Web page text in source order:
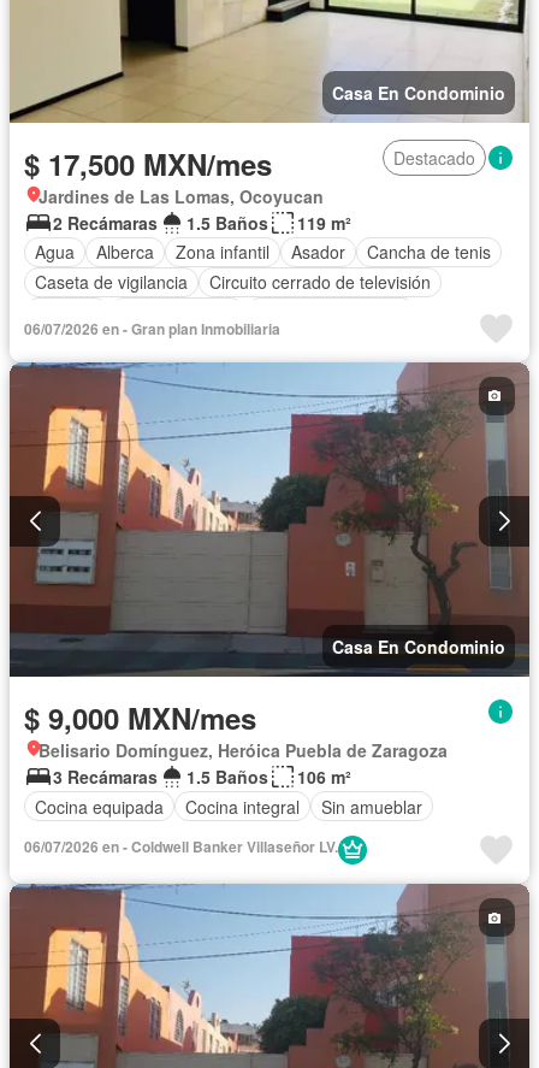
Casa En Condominio
$ 17,500 MXN/mes
Destacado
Jardines de Las Lomas, Ocoyucan
2 Recámaras
1.5 Baños
119 m²
Agua
Alberca Zona infantil Asador
Cancha de tenis
Caseta de vigilancia
Circuito cerrado de televisión
Electricidad
Estacionamiento
Recámara con closet
Seguridad
Sin amueblar
06/07/2026 en - Gran plan Inmobiliaria
Casa En Condominio
$ 9,000 MXN/mes
Belisario Domínguez, Heróica Puebla de Zaragoza
3 Recámaras
1.5 Baños
106 m²
Cocina equipada
Cocina integral Sin amueblar
06/07/2026 en - Coldwell Banker Villaseñor LV.